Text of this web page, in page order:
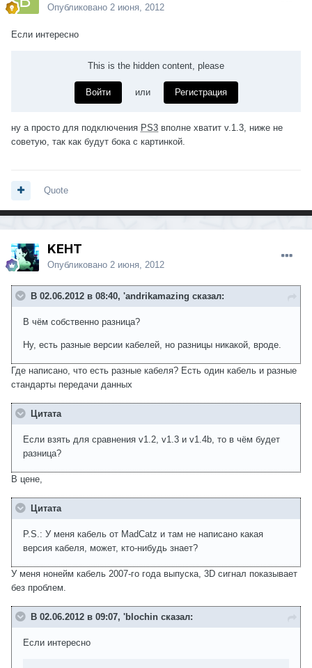
Опубликовано 2 июня, 2012
Если интересно
This is the hidden content, please
Войти или Регистрация
ну а просто для подключения PS3 вполне хватит v.1.3, ниже не
советую, так как будут бока с картинкой.
Quote
KEHT
Опубликовано 2 июня, 2012
В 02.06.2012 в 08:40, 'andrikamazing сказал:
В чём собственно разница?
Ну, есть разные версии кабелей, но разницы никакой, вроде.
Где написано, что есть разные кабеля? Есть один кабель и разные
стандарты передачи данных
Цитата
Если взять для сравнения v1.2, v1.3 и v1.4b, то в чём будет
разница?
В цене,
Цитата
P.S.: У меня кабель от MadCatz и там не написано какая
версия кабеля, может, кто-нибудь знает?
У меня нонейм кабель 2007-го года выпуска, 3D сигнал показывает
без проблем.
В 02.06.2012 в 09:07, 'blochin сказал:
Если интересно